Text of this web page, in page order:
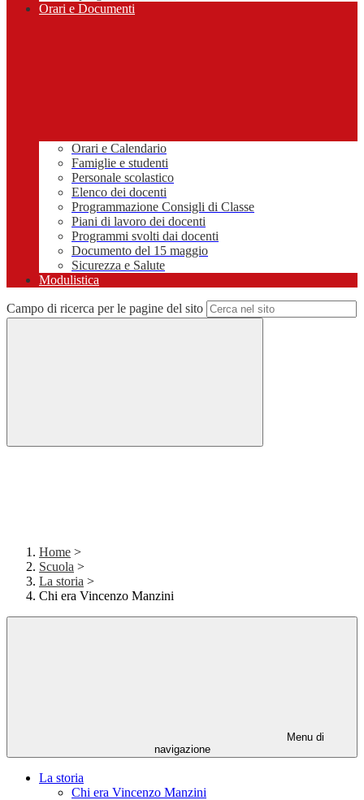
Orari e Documenti
Orari e Calendario
Famiglie e studenti
Personale scolastico
Elenco dei docenti
Programmazione Consigli di Classe
Piani di lavoro dei docenti
Programmi svolti dai docenti
Documento del 15 maggio
Sicurezza e Salute
Modulistica
Campo di ricerca per le pagine del sito
Home >
Scuola >
La storia >
Chi era Vincenzo Manzini
Menu di
navigazione
La storia
Chi era Vincenzo Manzini